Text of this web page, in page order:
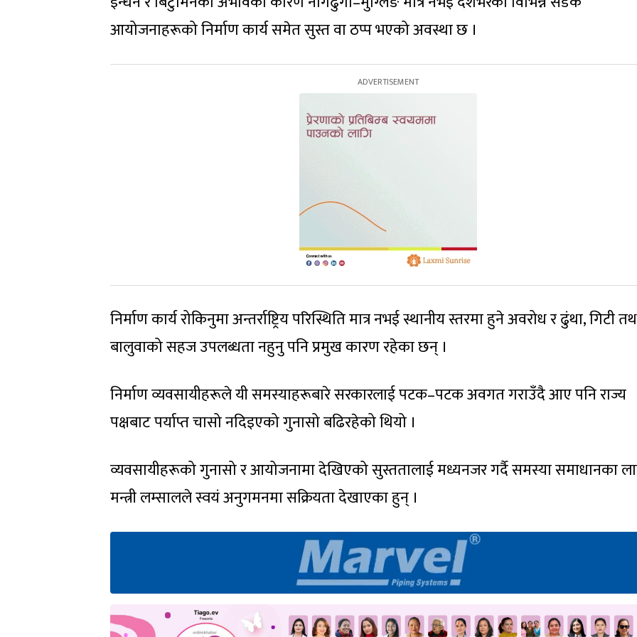
आयोजनाहरूको निर्माण कार्य समेत सुस्त वा ठप्प भएको अवस्था छ ।
निर्माण कार्य रोकिनुमा अन्तर्राष्ट्रिय परिस्थिति मात्र नभई स्थानीय स्तरमा हुने अवरोध र ढुंथा, गिटी
बालुवाको सहज उपलब्धता नहुनु पनि प्रमुख कारण रहेका छन् ।
निर्माण व्यवसायीहरूले यी समस्याहरूबारे सरकारलाई पटक–पटक अवगत गराउँदै आए पनि राज्य
पक्षबाट पर्याप्त चासो नदिइएको गुनासो बढिरहेको थियो ।
व्यवसायीहरूको गुनासो र आयोजनामा देखिएको सुस्ततालाई मध्यनजर गर्दै समस्या समाधानका
मन्त्री लम्सालले स्वयं अनुगमनमा सक्रियता देखाएका हुन् ।